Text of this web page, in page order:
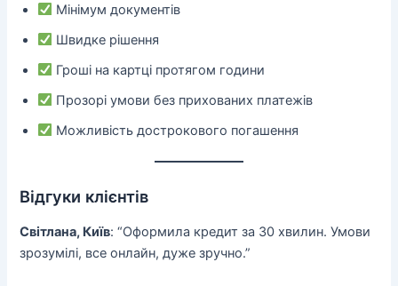
Мінімум документів
Швидке рішення
Гроші на картці протягом години
Прозорі умови без прихованих платежів
Можливість дострокового погашення
Відгуки клієнтів
Світлана, Київ: “Оформила кредит за 30 хвилин. Умови
зрозумілі, все онлайн, дуже зручно.”